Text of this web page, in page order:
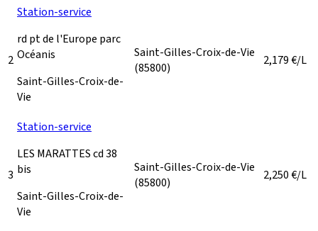
2
Station-service
rd pt de l'Europe parc
Océanis
Saint-Gilles-Croix-de-
Vie
Saint-Gilles-Croix-de-Vie
(85800)
2,179€/L
3
Station-service
LES MARATTES cd 38
bis
Saint-Gilles-Croix-de-
Vie
Saint-Gilles-Croix-de-Vie
(85800)
2,250€/L